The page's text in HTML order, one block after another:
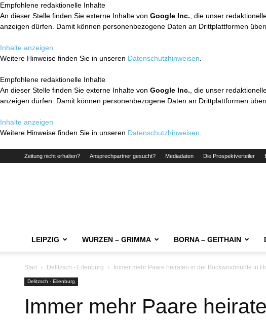
Empfohlene redaktionelle Inhalte
An dieser Stelle finden Sie externe Inhalte von Google Inc. , die unser
anzeigen dürfen. Damit können personenbezogene Daten an Drittplattformen
Inhalte anzeigen
Weitere Hinweise finden Sie in unseren Datenschutzhinweisen
Empfohlene redaktionelle Inhalte
An dieser Stelle finden Sie externe Inhalte von Google Inc. , die unser
anzeigen dürfen. Damit können personenbezogene Daten an Drittplattformen
Inhalte anzeigen
Weitere Hinweise finden Sie in unseren Datenschutzhinweisen
Zeitung nicht erhalten? Ansprechpartner gesucht? Mediadaten Die Prospektverteiler
LEIPZIG WURZEN – GRIMMA BORNA – GEITHAIN
Start Delitzsch - Eilenburg Immer mehr Paare heiraten in der Bockwindmühle in
Delitzsch - Eilenburg
Immer mehr Paare